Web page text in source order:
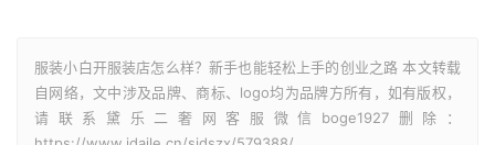
服装小白开服装店怎么样？新手也能轻松上手的创业之路 本文转载
自网络，文中涉及品牌、商标、logo均为品牌方所有，如有版权，
请联系黛乐二奢网客服微信boge1927删除：